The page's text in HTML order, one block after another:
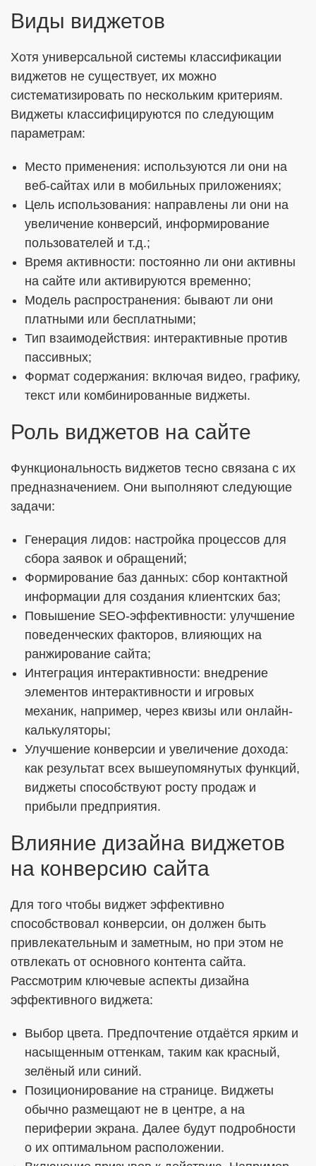
Виды виджетов
Хотя универсальной системы классификации
виджетов не существует, их можно
систематизировать по нескольким критериям.
Виджеты классифицируются по следующим
параметрам:
Место применения: используются ли они на
веб-сайтах или в мобильных приложениях;
Цель использования: направлены ли они на
увеличение конверсий, информирование
пользователей и т.д.;
Время активности: постоянно ли они активны
на сайте или активируются временно;
Модель распространения: бывают ли они
платными или бесплатными;
Тип взаимодействия: интерактивные против
пассивных;
Формат содержания: включая видео, графику,
текст или комбинированные виджеты.
Роль виджетов на сайте
Функциональность виджетов тесно связана с их
предназначением. Они выполняют следующие
задачи:
Генерация лидов: настройка процессов для
сбора заявок и обращений;
Формирование баз данных: сбор контактной
информации для создания клиентских баз;
Повышение SEO-эффективности: улучшение
поведенческих факторов, влияющих на
ранжирование сайта;
Интеграция интерактивности: внедрение
элементов интерактивности и игровых
механик, например, через квизы или онлайн-
калькуляторы;
Улучшение конверсии и увеличение дохода:
как результат всех вышеупомянутых функций,
виджеты способствуют росту продаж и
прибыли предприятия.
Влияние дизайна виджетов
на конверсию сайта
Для того чтобы виджет эффективно
способствовал конверсии, он должен быть
привлекательным и заметным, но при этом не
отвлекать от основного контента сайта.
Рассмотрим ключевые аспекты дизайна
эффективного виджета:
Выбор цвета. Предпочтение отдаётся ярким и
насыщенным оттенкам, таким как красный,
зелёный или синий.
Позиционирование на странице. Виджеты
обычно размещают не в центре, а на
периферии экрана. Далее будут подробности
о их оптимальном расположении.